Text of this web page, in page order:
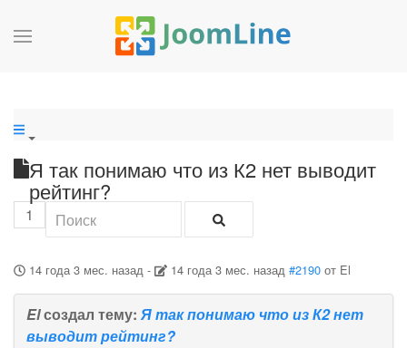
Я так понимаю что из К2 нет выводит
рейтинг?
1
14 года 3 мес. назад- 14 года 3 мес. назад #2190 от El
Elсоздал тему: Я так понимаю что из К2 нет
выводит рейтинг?